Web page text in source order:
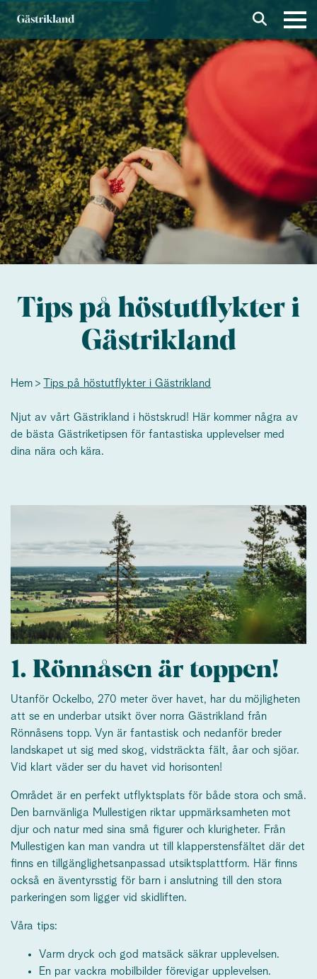
Tips på höstutflykter i
Gästrikland
Hem Tips på höstutflykter i Gästrikland
Njut av vårt Gästrikland i höstskrud! Här kommer några av
de bästa Gästriketipsen för fantastiska upplevelser med
dina nära och kära.
1. Rönnåsen är toppen!
Utanför Ockelbo, 270 meter över havet, har du möjligheten
att se en underbar utsikt över norra Gästrikland från
Rönnåsens topp. Vyn är fantastisk och nedanför breder
landskapet ut sig med skog, vidsträckta fält, åar och sjöar.
Vid klart väder ser du havet vid horisonten!
Området är en perfekt utflyktsplats för både stora och små.
Den barnvänliga Mullestigen riktar uppmärksamheten mot
djur och natur med sina små figurer och klurigheter. Från
Mullestigen kan man vandra ut till klapperstensfältet där det
finns en tillgänglighetsanpassad utsiktsplattform. Här finns
också en äventyrsstig för barn i anslutning till den stora
parkeringen som ligger vid skidliften.
Våra tips:
Varm dryck och god matsäck säkrar upplevelsen.
En par vackra mobilbilder förevigar upplevelsen.